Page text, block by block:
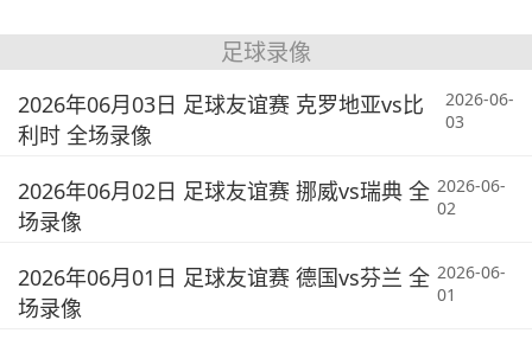
足球录像
2026年06月03日 足球友谊赛 克罗地亚vs比
利时 全场录像
2026-06-
03
2026年06月02日 足球友谊赛 挪威vs瑞典 全
场录像
2026-06-
02
2026年06月01日 足球友谊赛 德国vs芬兰 全
场录像
2026-06-
01